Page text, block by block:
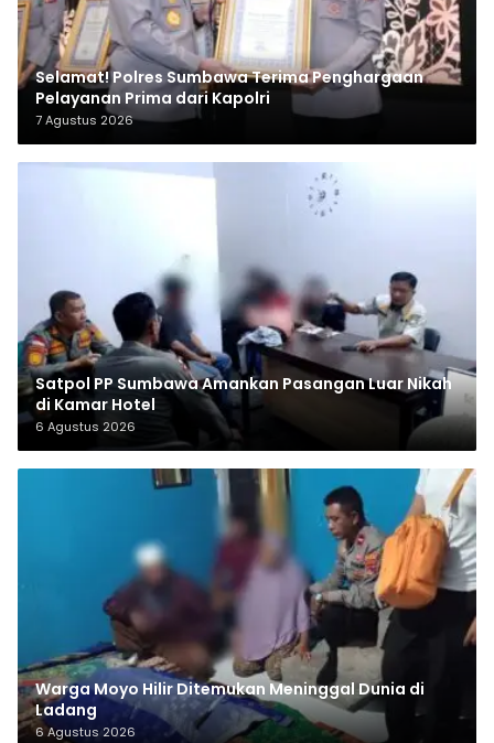
Selamat! Polres Sumbawa Terima Penghargaan
Pelayanan Prima dari Kapolri
7 Agustus 2026
Satpol PP Sumbawa Amankan Pasangan Luar Nikah
di Kamar Hotel
6 Agustus 2026
Warga Moyo Hilir Ditemukan Meninggal Dunia di
Ladang
6 Agustus 2026